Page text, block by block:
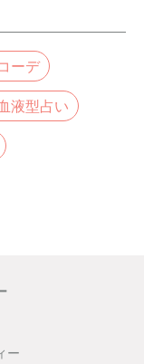
ーデ
液型占い
ー